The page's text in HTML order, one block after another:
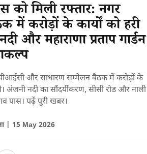
को मिली रफ्तार: नगर
में करोड़ों के कार्यों को हरी
और महाराणा प्रताप गार्डन
पीआईसी और साधारण सम्मेलन बैठक में करोड़ों के
अंजनी नदी का सौंदर्यीकरण, सीसी रोड और नाली
पास। पढ़ें पूरी खबर।
| 15 May 2026